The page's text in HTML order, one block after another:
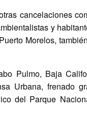
cancelaciones
y
Morelos,
Pulmo, Baja
Urbana, frenado
del Parque